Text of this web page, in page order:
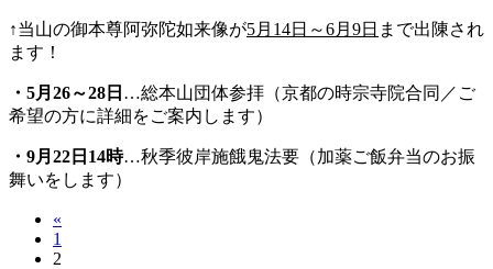
↑当山の御本尊阿弥陀如来像が5月14日～6月9日 まで出陳され
ます！
・ 5月26～28日 …総本山団体参拝（京都の時宗寺院合同／ご
希望の方に詳細をご案内します）
・ 9月22日14時…秋季彼岸施餓鬼法要（加薬ご飯弁当のお振
舞いをします）
«
1
2